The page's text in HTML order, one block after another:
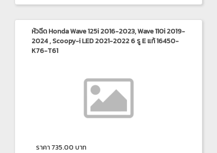
หัวฉีด Honda Wave 125i 2016-2023, Wave 110i 2019-
2024 , Scoopy-i LED 2021-2022 6 รู E แท้ 16450-
K76-T61
ราคา 735.00 บาท